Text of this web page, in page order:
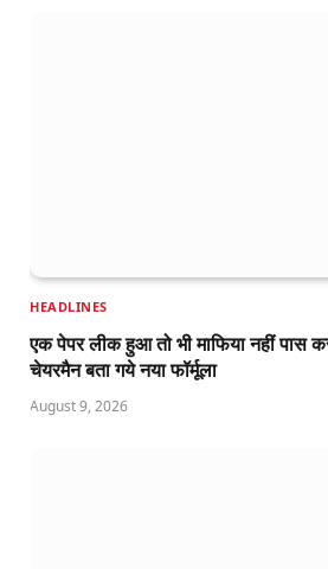
HEADLINES
एक पेपर लीक हुआ तो भी माफिया नहीं पास
चेयरमैन बता गये नया फॉर्मूला
August 9, 2026